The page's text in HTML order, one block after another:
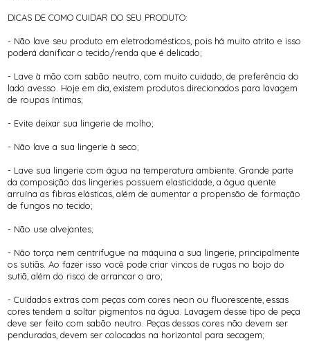
DICAS DE COMO CUIDAR DO SEU PRODUTO:
- Não lave seu produto em eletrodomésticos, pois há muito atrito e isso
poderá danificar o tecido/renda que é delicado;
- Lave à mão com sabão neutro, com muito cuidado, de preferência do
lado avesso. Hoje em dia, existem produtos direcionados para lavagem
de roupas íntimas;
- Evite deixar sua lingerie de molho;
- Não lave a sua lingerie à seco;
- Lave sua lingerie com água na temperatura ambiente. Grande parte
da composição das lingeries possuem elasticidade, a água quente
arruína as fibras elásticas, além de aumentar a propensão de formação
de fungos no tecido;
- Não use alvejantes;
- Não torça nem centrifugue na máquina a sua lingerie, principalmente
os sutiãs. Ao fazer isso você pode criar vincos de rugas no bojo do
sutiã, além do risco de arrancar o aro;
- Cuidados extras com peças com cores neon ou fluorescente, essas
cores tendem a soltar pigmentos na água. Lavagem desse tipo de peça
deve ser feito com sabão neutro. Peças dessas cores não devem ser
penduradas, devem ser colocadas na horizontal para secagem;